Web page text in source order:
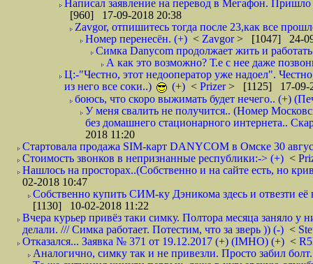
Написал заявление на перевод в Мегафон.
[960] 17-09-2018 20:38
Zavgor, отпишитесь тогда после 23,как все
Номер перенесён. (+) < Zavgor> [1047] 24-
Симка Danycom продолжает жить и
А как это возможно? Т.е с нее даже
Ц:-"Честно, этот недооператор уже надоел".
из него все соки..)
(+) < Prizer> [1125] 17-09-
боюсь, что скоро выжимать будет нечего.. (+)
У меня свалить не получится.. (Номер
без домашнего стационарного интернета..
2018 11:20
Стартовала продажа SIM-карт DANYCOM в Омске 30
Стоимость звонков в непризнанные республики:-> (+) <
Нашлось на просторах..(Собственно и на сайте есть, но
02-2018 10:47
Собственно купить СИМ-ку Дэникома здесь и отвезти
[1130] 10-02-2018 11:22
Вчера курьер привёз таки симку. Полтора месяца заняло
делали. /// Симка работает. Потестим, что за зверь )) (-) <
Отказался... Заявка № 371 от 19.12.2017 (+) (IMHO) (+) <
Аналогично, симку так и не привезли. Просто забил